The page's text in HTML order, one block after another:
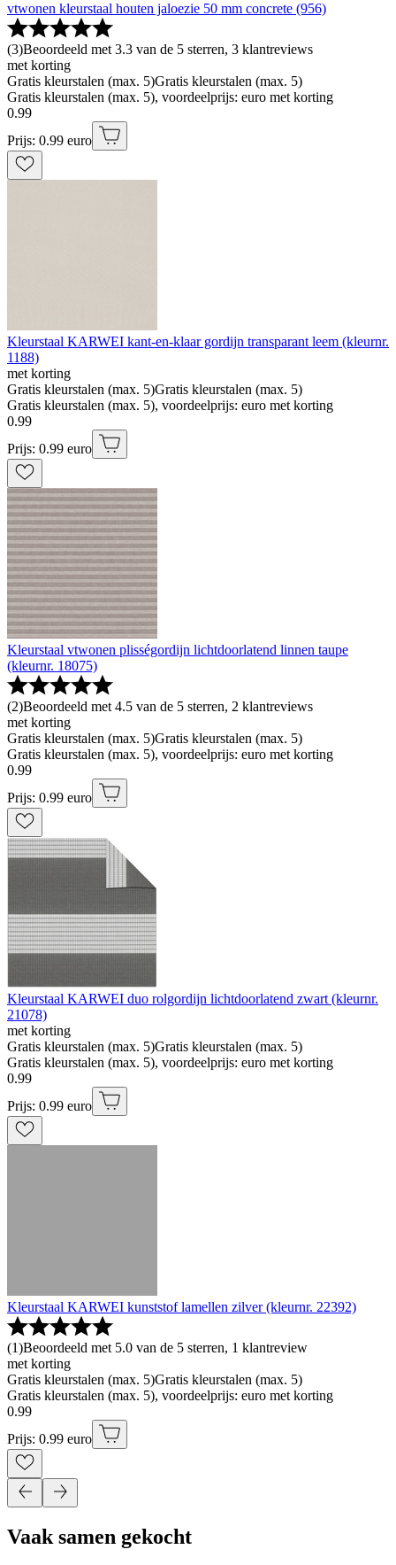
vtwonen kleurstaal houten jaloezie 50 mm concrete (956)
(3)Beoordeeld met 3.3 van de 5 sterren, 3 klantreviews
met korting
Gratis kleurstalen (max. 5)Gratis kleurstalen (max. 5)
Gratis kleurstalen (max. 5), voordeelprijs: euro met korting
0.99
Prijs: 0.99 euro
Kleurstaal KARWEI kant-en-klaar gordijn transparant leem (kleurnr.
1188)
met korting
Gratis kleurstalen (max. 5)Gratis kleurstalen (max. 5)
Gratis kleurstalen (max. 5), voordeelprijs: euro met korting
0.99
Prijs: 0.99 euro
Kleurstaal vtwonen plisségordijn lichtdoorlatend linnen taupe
(kleurnr. 18075)
(2)Beoordeeld met 4.5 van de 5 sterren, 2 klantreviews
met korting
Gratis kleurstalen (max. 5)Gratis kleurstalen (max. 5)
Gratis kleurstalen (max. 5), voordeelprijs: euro met korting
0.99
Prijs: 0.99 euro
Kleurstaal KARWEI duo rolgordijn lichtdoorlatend zwart (kleurnr.
21078)
met korting
Gratis kleurstalen (max. 5)Gratis kleurstalen (max. 5)
Gratis kleurstalen (max. 5), voordeelprijs: euro met korting
0.99
Prijs: 0.99 euro
Kleurstaal KARWEI kunststof lamellen zilver (kleurnr. 22392)
(1)Beoordeeld met 5.0 van de 5 sterren, 1 klantreview
met korting
Gratis kleurstalen (max. 5)Gratis kleurstalen (max. 5)
Gratis kleurstalen (max. 5), voordeelprijs: euro met korting
0.99
Prijs: 0.99 euro
Vaak samen gekocht